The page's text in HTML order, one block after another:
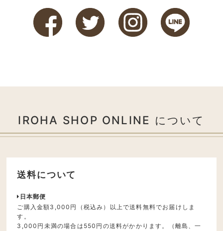
IROHA SHOP ONLINE について
送料について
日本郵便
ご購入金額3,000円（税込み）以上で送料無料でお届けしま
す。
3,000円未満の場合は550円の送料がかかります。（離島、一